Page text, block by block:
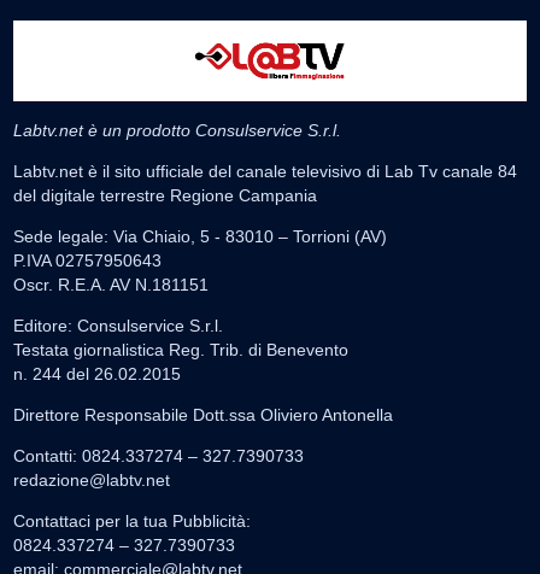
Labtv.net è un prodotto Consulservice S.r.l.
Labtv.net è il sito ufficiale del canale televisivo di Lab Tv canale 84
del digitale terrestre Regione Campania
Sede legale: Via Chiaio, 5 - 83010 – Torrioni (AV)
P.IVA 02757950643
Oscr. R.E.A. AV N.181151
Editore: Consulservice S.r.l.
Testata giornalistica Reg. Trib. di Benevento
n. 244 del 26.02.2015
Direttore Responsabile Dott.ssa Oliviero Antonella
Contatti: 0824.337274 – 327.7390733
redazione@labtv.net
Contattaci per la tua Pubblicità:
0824.337274 – 327.7390733
email: commerciale@labtv.net